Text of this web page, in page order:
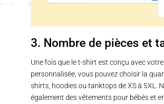
3. Nombre de pièces et
Une fois que le t-shirt est conçu avec
personnalisée, vous pouvez choisir la
shirts, hoodies ou tanktops de XS à 5XL.
également des vêtements pour bébés et